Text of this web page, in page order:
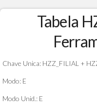
Tabela
Chave Unica: HZZ_FILIAL +
Modo: E
Modo Unid.: E